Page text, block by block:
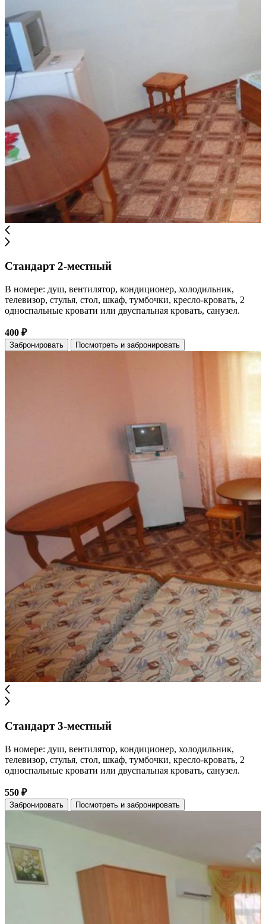
Стандарт 2-местный
В номере: душ, вентилятор, кондиционер, холодильник,
телевизор, стулья, стол, шкаф, тумбочки, кресло-кровать, 2
односпальные кровати или двуспальная кровать, санузел.
400 ₽
Забронировать Посмотреть и забронировать
Стандарт 3-местный
В номере: душ, вентилятор, кондиционер, холодильник,
телевизор, стулья, стол, шкаф, тумбочки, кресло-кровать, 2
односпальные кровати или двуспальная кровать, санузел.
550 ₽
Забронировать Посмотреть и забронировать